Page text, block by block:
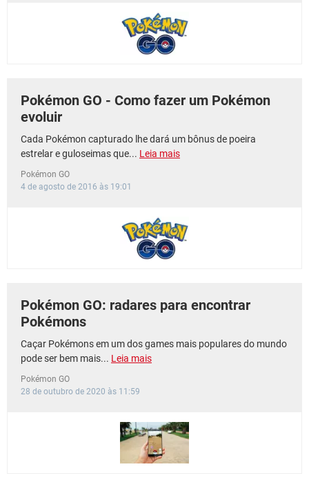
Pokémon GO - Como fazer um Pokémon
evoluir
Cada Pokémon capturado lhe dará um bônus de poeira
estrelar e guloseimas que... Leia mais
Pokémon GO
4 de agosto de 2016 às 19:01
Pokémon GO: radares para encontrar
Pokémons
Caçar Pokémons em um dos games mais populares do mundo
pode ser bem mais... Leia mais
Pokémon GO
28 de outubro de 2020 às 11:59